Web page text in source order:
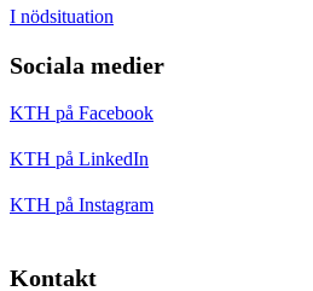
I nödsituation
Sociala medier
KTH på Facebook
KTH på LinkedIn
KTH på Instagram
Kontakt